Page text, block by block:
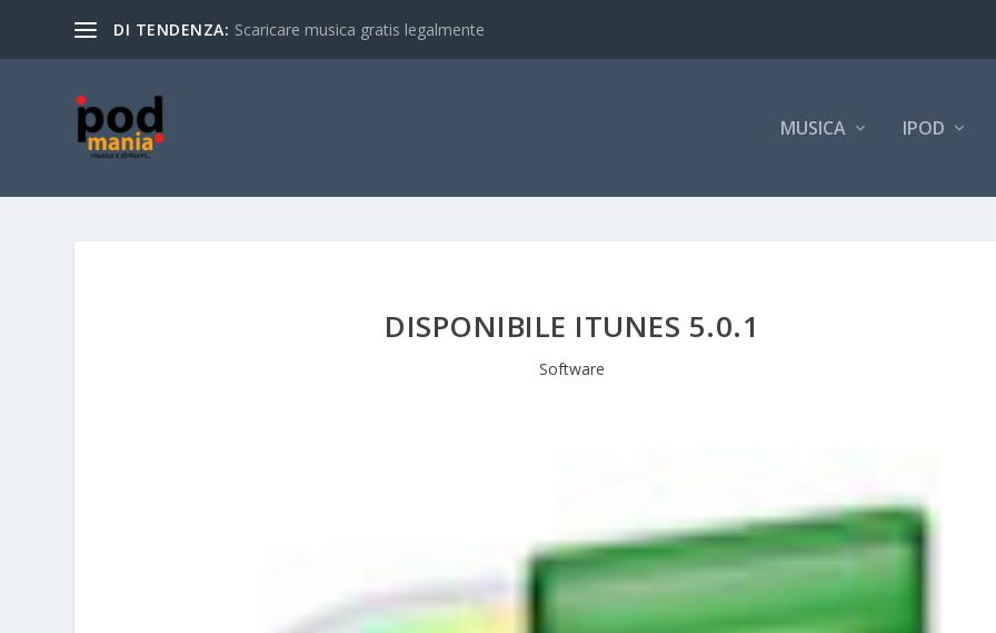
DI TENDENZA: Scaricare musica gratis legalmente
MUSICA IPOD
DISPONIBILE ITUNES 5.0.1
Software